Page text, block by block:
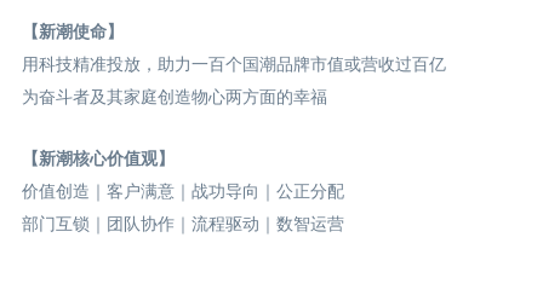
【新潮使命】
用科技精准投放，助力一百个国潮品牌市值或营收过百亿
为奋斗者及其家庭创造物心两方面的幸福
【新潮核心价值观】
价值创造｜客户满意｜战功导向｜公正分配
部门互锁｜团队协作｜流程驱动｜数智运营